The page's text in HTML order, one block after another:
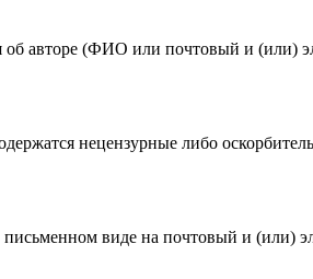
об авторе (ФИО или почтовый и (или)
нецензурные либо
виде на почтовый и (или)